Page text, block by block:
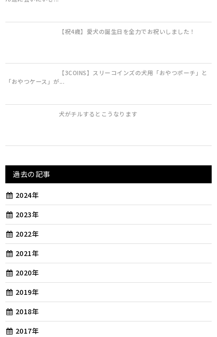
【祝4歳】愛犬の誕生日を全力でお祝いしました！
【3COINS】スリーコインズの犬用「おやつポーチ」と
「おやつケース」が...
犬がチルするとこうなります
過去の記事
2024年
2023年
2022年
2021年
2020年
2019年
2018年
2017年